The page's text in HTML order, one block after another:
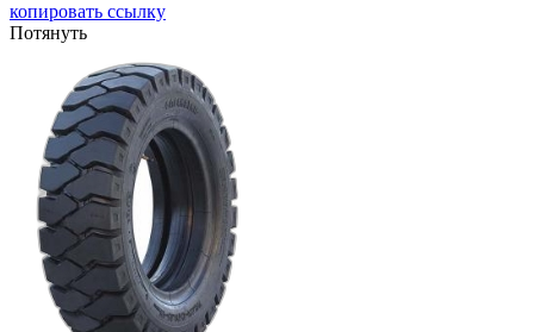
копировать ссылку
Потянуть